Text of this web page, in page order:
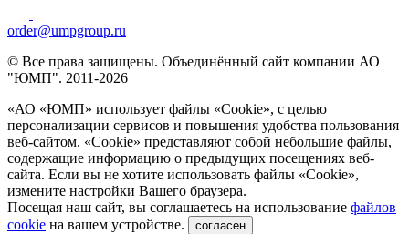
order@umpgroup.ru
© Все права защищены. Объединённый сайт компании АО
"ЮМП". 2011-2026
«АО «ЮМП» использует файлы «Сookie», с целью
персонализации сервисов и повышения удобства пользования
веб-сайтом. «Cookie» представляют собой небольшие файлы,
содержащие информацию о предыдущих посещениях веб-
сайта. Если вы не хотите использовать файлы «Сookie»,
измените настройки Вашего браузера.
Посещая наш сайт, вы соглашаетесь на использование файлов
cookie на вашем устройстве. согласен